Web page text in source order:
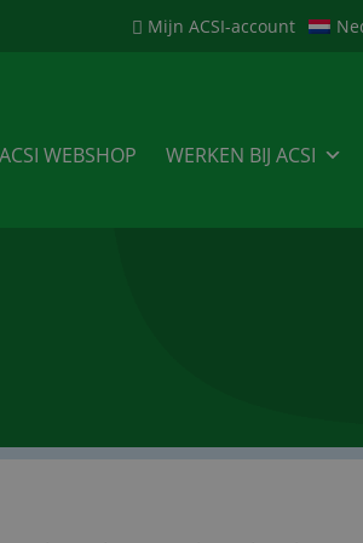
Mijn ACSI-account
ACSI WEBSHOP WERKEN BIJ ACSI